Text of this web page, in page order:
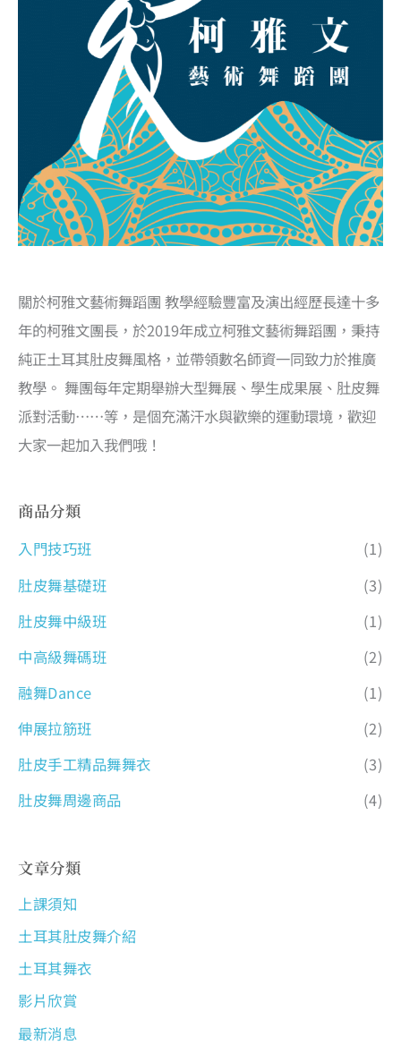
關於柯雅文藝術舞蹈團 教學經驗豐富及演出經歷長達十多
年的柯雅文團長，於2019年成立柯雅文藝術舞蹈團，秉持
純正土耳其肚皮舞風格，並帶領數名師資一同致力於推廣
教學。 舞團每年定期舉辦大型舞展、學生成果展、肚皮舞
派對活動……等，是個充滿汗水與歡樂的運動環境，歡迎
大家一起加入我們哦！
商品分類
入門技巧班
(1)
肚皮舞基礎班
(3)
肚皮舞中級班
(1)
中高級舞碼班
(2)
融舞Dance
(1)
伸展拉筋班
(2)
肚皮手工精品舞舞衣
(3)
肚皮舞周邊商品
(4)
文章分類
上課須知
土耳其肚皮舞介紹
土耳其舞衣
影片欣賞
最新消息